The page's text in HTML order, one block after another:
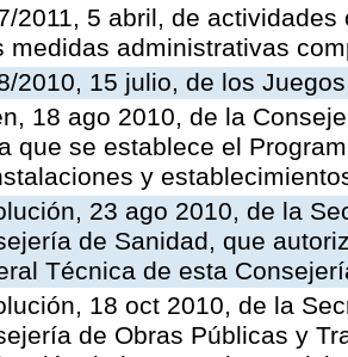
2011, 5 abril, de
medidas administrativas
2010, 15 julio, de los
18 ago 2010, de la
que se establece el
y
23 ago 2010, de la
de Sanidad, que
Técnica de esta
18 oct 2010, de la
de Obras Públicas y